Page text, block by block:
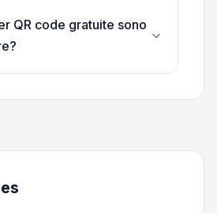
QR code gratuite sono